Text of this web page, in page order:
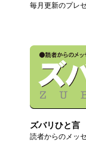
毎月更新のプレ
ズバリひと言
読者からのメッ